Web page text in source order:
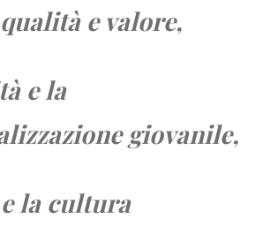
e valore,
e la
giovanile,
la cultura